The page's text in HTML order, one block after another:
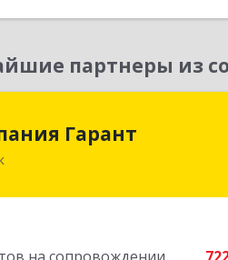
партнеры из
Гарант
Мордовия Респ, Саранск г,